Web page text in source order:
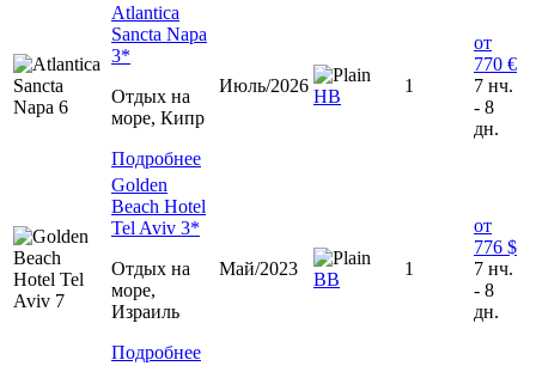
Atlantica
Sancta Napa
3*
Отдых на
море, Кипр
Подробнее
Июль/2026
НВ
1
от
770 €
7 нч.
- 8
дн.
Golden
Beach Hotel
Tel Aviv 3*
Отдых на
море,
Израиль
Подробнее
Май/2023
ВВ
1
от
776 $
7 нч.
- 8
дн.